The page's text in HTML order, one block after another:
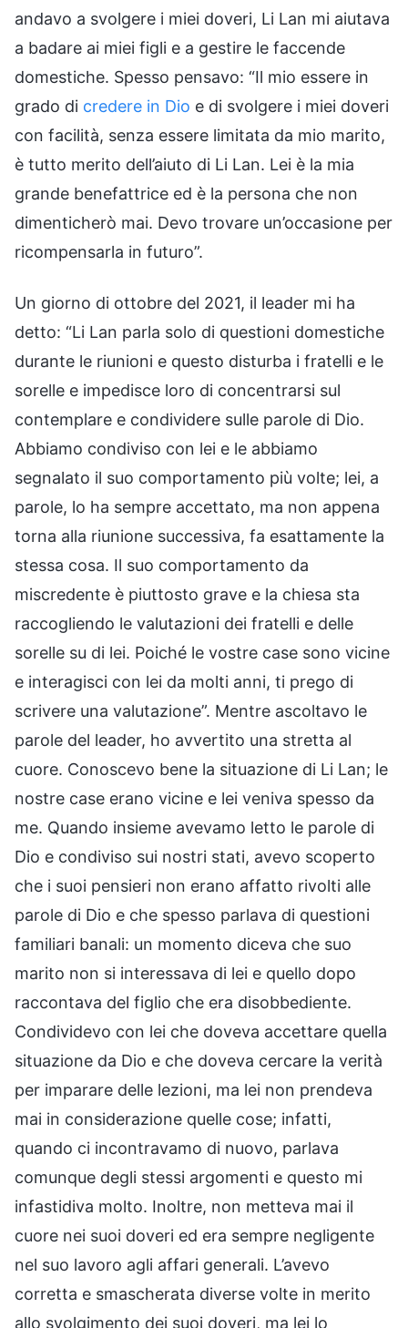
andavo a svolgere i miei doveri, Li Lan mi aiutava
a badare ai miei figli e a gestire le faccende
domestiche. Spesso pensavo: “Il mio essere in
grado di credere in Dio e di svolgere i miei doveri
con facilità, senza essere limitata da mio marito,
è tutto merito dell’aiuto di Li Lan. Lei è la mia
grande benefattrice ed è la persona che non
dimenticherò mai. Devo trovare un’occasione per
ricompensarla in futuro”.
Un giorno di ottobre del 2021, il leader mi ha
detto: “Li Lan parla solo di questioni domestiche
durante le riunioni e questo disturba i fratelli e le
sorelle e impedisce loro di concentrarsi sul
contemplare e condividere sulle parole di Dio.
Abbiamo condiviso con lei e le abbiamo
segnalato il suo comportamento più volte; lei, a
parole, lo ha sempre accettato, ma non appena
torna alla riunione successiva, fa esattamente la
stessa cosa. Il suo comportamento da
miscredente è piuttosto grave e la chiesa sta
raccogliendo le valutazioni dei fratelli e delle
sorelle su di lei. Poiché le vostre case sono vicine
e interagisci con lei da molti anni, ti prego di
scrivere una valutazione”. Mentre ascoltavo le
parole del leader, ho avvertito una stretta al
cuore. Conoscevo bene la situazione di Li Lan; le
nostre case erano vicine e lei veniva spesso da
me. Quando insieme avevamo letto le parole di
Dio e condiviso sui nostri stati, avevo scoperto
che i suoi pensieri non erano affatto rivolti alle
parole di Dio e che spesso parlava di questioni
familiari banali: un momento diceva che suo
marito non si interessava di lei e quello dopo
raccontava del figlio che era disobbediente.
Condividevo con lei che doveva accettare quella
situazione da Dio e che doveva cercare la verità
per imparare delle lezioni, ma lei non prendeva
mai in considerazione quelle cose; infatti,
quando ci incontravamo di nuovo, parlava
comunque degli stessi argomenti e questo mi
infastidiva molto. Inoltre, non metteva mai il
cuore nei suoi doveri ed era sempre negligente
nel suo lavoro agli affari generali. L’avevo
corretta e smascherata diverse volte in merito
allo svolgimento dei suoi doveri, ma lei lo